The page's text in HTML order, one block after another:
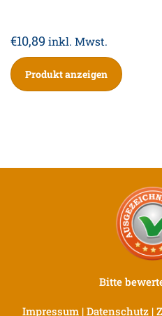
€10,89 inkl. Mwst.
Produkt anzeigen
Bitte
Impressum| Datenschutz|